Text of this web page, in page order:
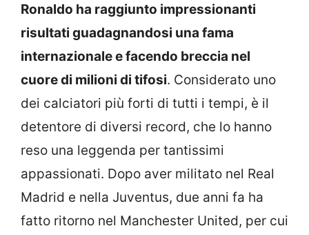
Ronaldo ha raggiunto impressionanti
risultati guadagnandosi una fama
internazionale e facendo breccia nel
cuore di milioni di tifosi. Considerato uno
dei calciatori più forti di tutti i tempi, è il
detentore di diversi record, che lo hanno
reso una leggenda per tantissimi
appassionati. Dopo aver militato nel Real
Madrid e nella Juventus, due anni fa ha
fatto ritorno nel Manchester United, per cui